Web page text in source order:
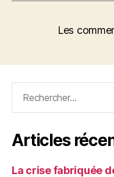
Les
Articles
La crise fabriquée